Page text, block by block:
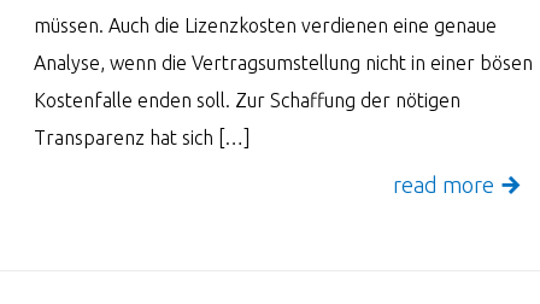
müssen. Auch die Lizenzkosten verdienen eine genaue
Analyse, wenn die Vertragsumstellung nicht in einer bösen
Kostenfalle enden soll. Zur Schaffung der nötigen
Transparenz hat sich […]
read more